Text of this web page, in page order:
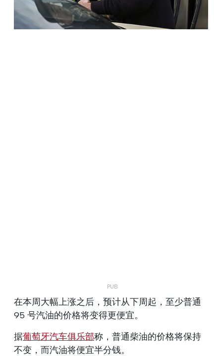
在本周大幅上涨之后，预计从下周起，至少普通
95 号汽油的价格将变得更便宜。
据葡萄牙汽车俱乐部称，普通柴油的价格将保持
不变，而汽油将便宜半分钱。